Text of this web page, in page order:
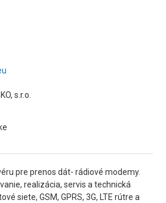
s.r.o.
pre prenos dát- rádiové modemy.
realizácia, servis a technická
siete, GSM, GPRS, 3G, LTE rútre a